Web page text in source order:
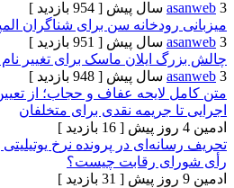
[ 954 بازدید ]
سن برای شناگران المپیک بعد از ۱۰۰ سال
[ 951 بازدید ]
ماسک برای تغییر نام توییتر به
[ 948 بازدید ]
عفاف و حجاب؛ از تعیین وظایف
نقدی برای متخلفان
[ 16 بازدید ]
در پرونده نرخ یوتیلیتی
رقابت چیست؟
[ 31 بازدید ]